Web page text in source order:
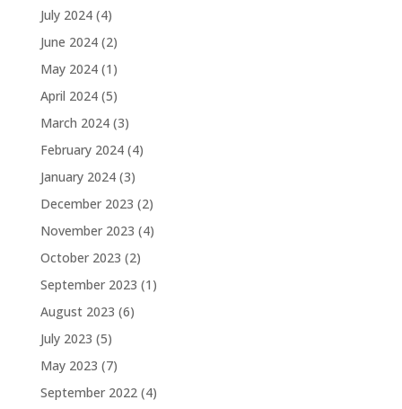
July 2024(4)
June 2024(2)
May 2024(1)
April 2024(5)
March 2024(3)
February 2024(4)
January 2024(3)
December 2023 (2)
November 2023 (4)
October 2023 (2)
September 2023 (1)
August 2023 (6)
July 2023 (5)
May 2023 (7)
September 2022(4)